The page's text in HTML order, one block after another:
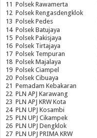
11 Polsek Rawamerta
12 Polsek Rengasdengklok
13 Polsek Pedes
14 Polsek Batujaya
15 Polsek Pakisjaya
16 Polsek Tirtajaya
17 Polsek Tempuran
18 Polsek Majalaya
19 Polsek Ciampel
20 Polsek Cibuaya
21 Pemadam Kebakaran
22 PLN APJ Karawang
23 PLN APJ KRW Kota
24 PLN UPJ Kosambi
25 PLN UPJ Cikampek
26 PLN UPJ Dengklok
27 PLN UPJ PRIMA KRW